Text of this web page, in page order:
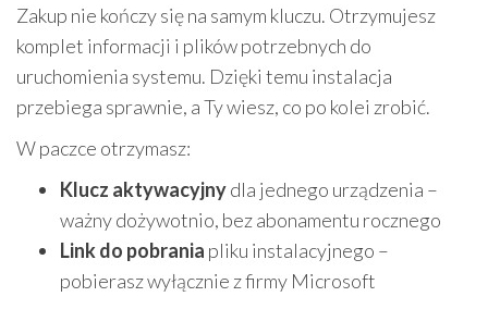
Zakup nie kończy się na samym kluczu. Otrzymujesz
komplet informacji i plików potrzebnych do
uruchomienia systemu. Dzięki temu instalacja
przebiega sprawnie, a Ty wiesz, co po kolei zrobić.
W paczce otrzymasz:
Klucz aktywacyjnydla jednego urządzenia –
ważny dożywotnio, bez abonamentu rocznego
Link do pobrania pliku instalacyjnego –
pobierasz wyłącznie z firmy Microsoft